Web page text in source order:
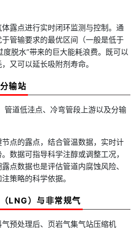
露点进行实时闭环监测与控制。通
管输要求的最优区间（一般是低于
脱水”带来的巨大能耗浪费。既可以
又可以延长吸附剂寿命。
输站
管道低洼点、冷弯管段上游以及分输
点的露点，结合管温数据，实时计
数据可指导科学注醇或调整工况，
点数据也是评估管道内腐蚀风险、
策略的科学依据。
LNG）与非常规气
气预处理后、页岩气集气站压缩机